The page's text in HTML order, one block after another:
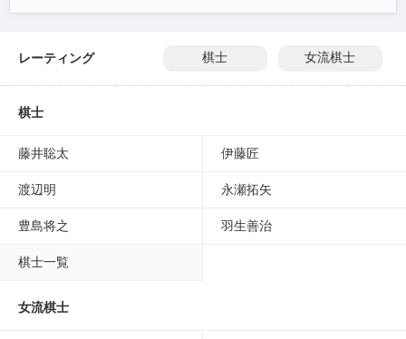
レーティング 棋士 女流棋士
棋士
藤井聡太 伊藤匠
渡辺明 永瀬拓矢
豊島将之 羽生善治
棋士一覧
女流棋士